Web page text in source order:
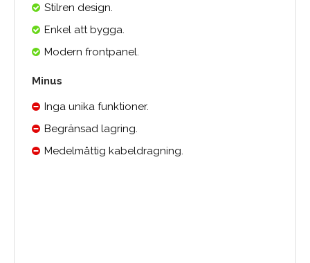
Stilren design.
Enkel att bygga.
Modern frontpanel.
Minus
Inga unika funktioner.
Begränsad lagring.
Medelmåttig kabeldragning.